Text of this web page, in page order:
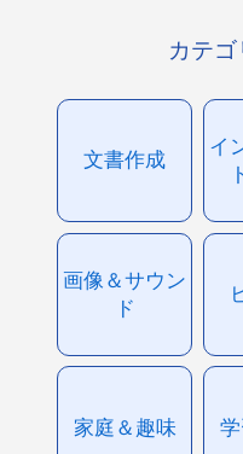
カテ
文書作成
イ
画像＆サウン
ド
家庭＆趣味